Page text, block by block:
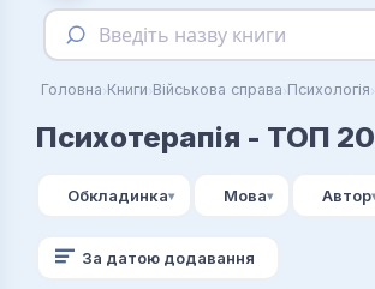
Введіть назву книги
Головна›Книги›Військова справа›Психологія›
Психотерапія - ТОП 20
Обкладинка Мова Автор
За датою додавання